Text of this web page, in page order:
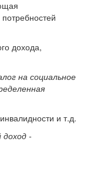
дохода,
на социальное
и т.д.
доход -